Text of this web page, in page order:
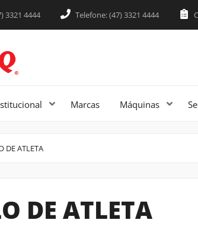
3321 4444 Telefone: (47) 3321 4444
Marcas Máquinas
insights que podem ajudar a sua
DE ATLETA
DE ATLETA